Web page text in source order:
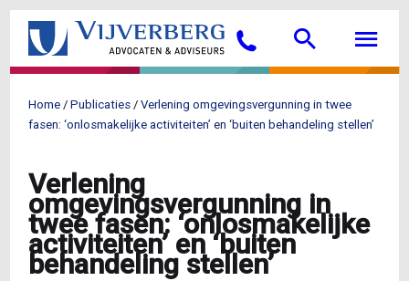
Overslaan
de
gaan
Bellen Search
Kruimelpad
Home Publicaties
Verlening omgevingsvergunning in twee
fasen: ‘onlosmakelijke activiteiten’ en ‘buiten behandeling stellen’
Verlening
omgevingsvergunning in
twee fasen: ‘onlosmakelijke
activiteiten’ en ‘buiten
behandeling stellen’